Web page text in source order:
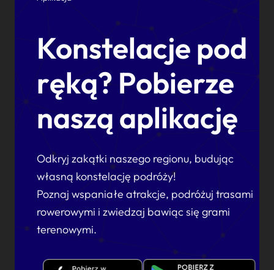
Konstelacje pod
ręką? Pobierze
naszą aplikację
Odkryj zakątki naszego regionu, budując
własną konstelację podróży!
Poznaj wspaniałe atrakcje, podróżuj trasami
rowerowymi i zwiedzaj bawiąc się grami
terenowymi.